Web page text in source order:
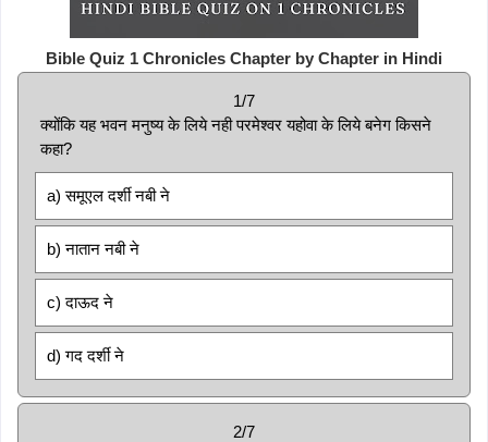
Bible Quiz 1 Chronicles Chapter by Chapter in Hindi
1/7
क्योंकि यह भवन मनुष्य के लिये नही परमेश्वर यहोवा के लिये बनेग किसने
कहा?
a) समूएल दर्शी नबी ने
b) नातान नबी ने
c) दाऊद ने
d) गद दर्शी ने
2/7